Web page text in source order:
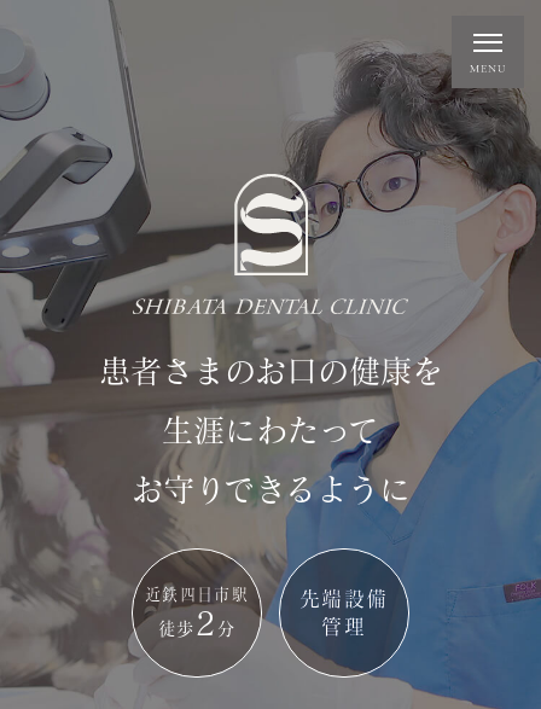
患者さまのお口の健康を
生涯にわたって
お守りできるように
近鉄四日市駅
徒歩 2 分
先端設備
管理